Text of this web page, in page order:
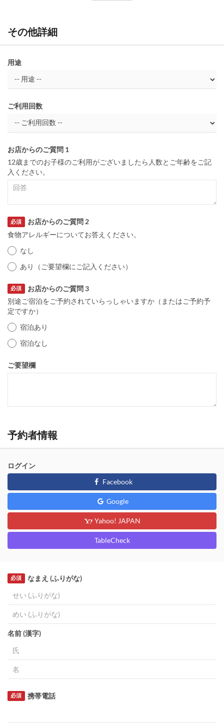
その他詳細
用途
ご利用回数
お店からのご質問 1
12歳までのお子様のご利用がございましたら人数とご年齢をご記
入ください。
お店からのご質問 2
必須
食物アレルギーについてお答えください。
なし
あり（ご要望欄にご記入ください）
お店からのご質問 3
必須
別途ご宿泊をご予約されていらっしゃいますか（またはご予約予
定ですか）
宿泊あり
宿泊なし
ご要望欄
予約者情報
ログイン
Facebook
Google
Yahoo! JAPAN
TableCheck
なまえ (ふりがな)
必須
名前 (漢字)
携帯電話
必須